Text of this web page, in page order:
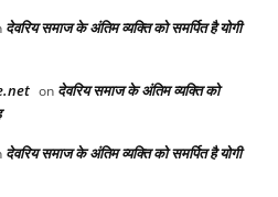
देवरिय समाज के अंतिम व्यक्ति को समर्पित है योगी
on देवरिय समाज के अंतिम व्यक्ति को
देवरिय समाज के अंतिम व्यक्ति को समर्पित है योगी